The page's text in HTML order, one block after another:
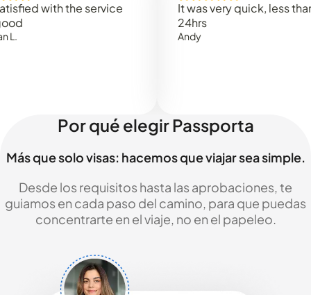
with the service
It was very quick, less than
Por qué elegir Passporta
Más que solo visas: hacemos que viajar sea simple.
Desde los requisitos hasta las aprobaciones, te
guiamos en cada paso del camino, para que puedas
concentrarte en el viaje, no en el papeleo.